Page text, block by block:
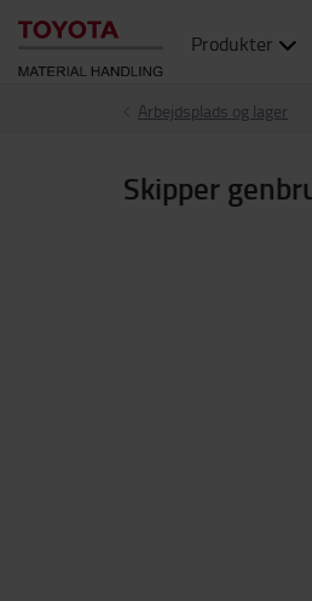
Produkter
Arbejdsplads og lager
Skipper